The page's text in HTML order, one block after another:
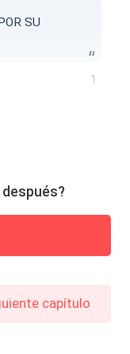
SU
1
capítulo